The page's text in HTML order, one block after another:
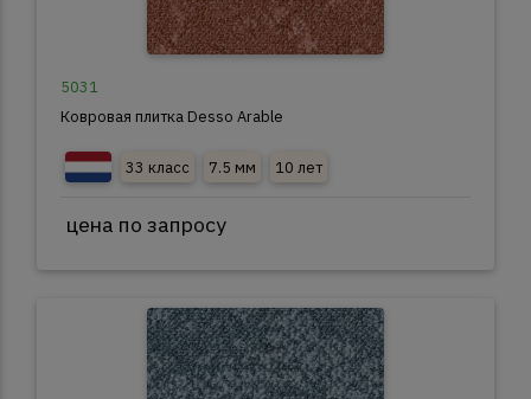
5031
Ковровая плитка Desso Arable
33 класс 7.5 мм 10 лет
цена по запросу